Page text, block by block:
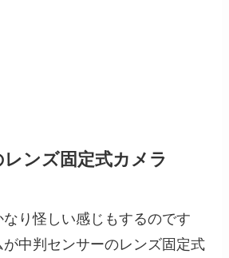
ンズ固定式カメラ
り怪しい感じもするのです
中判センサーのレンズ固定式